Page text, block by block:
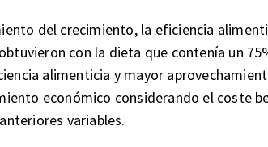
del crecimiento, la eficiencia
con la dieta que contenía un
alimenticia y mayor
económico considerando el coste
variables.